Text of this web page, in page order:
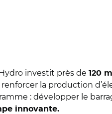
investit près de 120
la production
: développer le
innovante.